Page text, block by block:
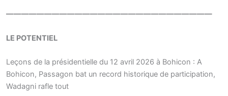
———————————————————————————
LE POTENTIEL
Leçons de la présidentielle du 12 avril 2026 à Bohicon : A
Bohicon, Passagon bat un record historique de participation,
Wadagni rafle tout